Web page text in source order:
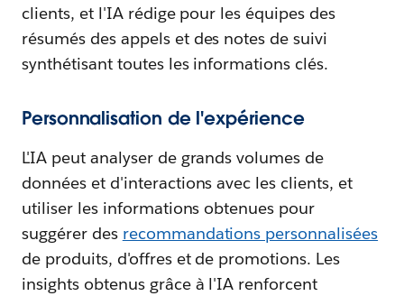
clients, et l'IA rédige pour les équipes des
résumés des appels et des notes de suivi
synthétisant toutes les informations clés.
Personnalisation de l'expérience
L'IA peut analyser de grands volumes de
données et d'interactions avec les clients, et
utiliser les informations obtenues pour
suggérer des recommandations personnalisées
de produits, d'offres et de promotions. Les
insights obtenus grâce à l'IA renforcent